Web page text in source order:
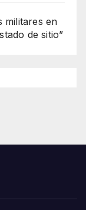
militares en
de sitio”